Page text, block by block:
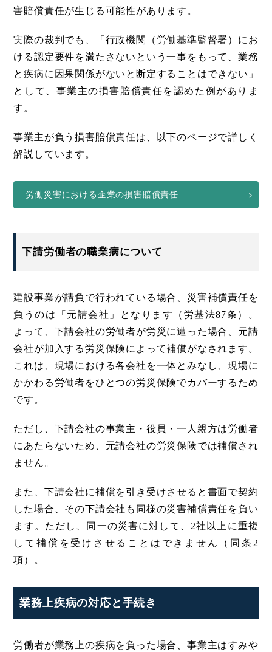
害賠償責任が生じる可能性があります。
実際の裁判でも、「行政機関（労働基準監督署）にお
ける認定要件を満たさないという一事をもって、業務
と疾病に因果関係がないと断定することはできない」
として、事業主の損害賠償責任を認めた例がありま
す。
事業主が負う損害賠償責任は、以下のページで詳しく
解説しています。
労働災害における企業の損害賠償責任
下請労働者の職業病について
建設事業が請負で行われている場合、災害補償責任を
負うのは「元請会社」となります（労基法87条）。
よって、下請会社の労働者が労災に遭った場合、元請
会社が加入する労災保険によって補償がなされます。
これは、現場における各会社を一体とみなし、現場に
かかわる労働者をひとつの労災保険でカバーするため
です。
ただし、下請会社の事業主・役員・一人親方は労働者
にあたらないため、元請会社の労災保険では補償され
ません。
また、下請会社に補償を引き受けさせると書面で契約
した場合、その下請会社も同様の災害補償責任を負い
ます。ただし、同一の災害に対して、2社以上に重複
して補償を受けさせることはできません（同条2
項）。
業務上疾病の対応と手続き
労働者が業務上の疾病を負った場合、事業主はすみや